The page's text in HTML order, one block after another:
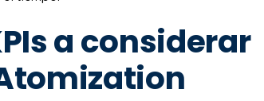
a considerar